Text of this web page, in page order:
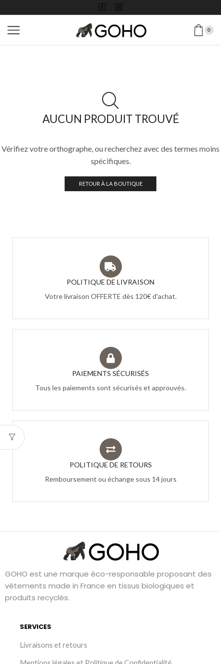
0
AUCUN PRODUIT TROUVÉ
Vérifiez votre orthographe, ou recherchez avec des termes moins
spécifiques.
RETOUR À LA BOUTIQUE
POLITIQUE DE LIVRAISON
Votre livraison OFFERTE dès 120€ d'achat.
PAIEMENTS SÉCURISÉS
Tous les paiements sont sécurisés et approuvés.
POLITIQUE DE RETOURS
Remboursement ou échange sous 14 jours
GOHO est une marque éco-responsable proposant des
vêtements made in France en tissus biologiques et
produits recyclés.
SERVICES
Livraisons et retours